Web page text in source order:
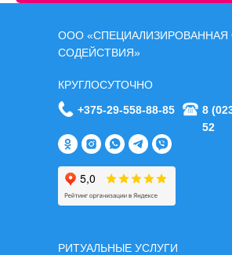
ООО «СПЕЦИАЛИЗИРОВАННАЯ
СОДЕЙСТВИЯ»
РИТУАЛЬНЫЕ УСЛУГИ
КРУГЛОСУТОЧНО
+375-29-558-88-85
8
52